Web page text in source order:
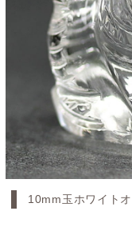
10mm玉ホワイト